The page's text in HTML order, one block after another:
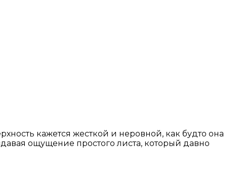
кажется жесткой и неровной, как будто она
ощущение простого листа, который давно